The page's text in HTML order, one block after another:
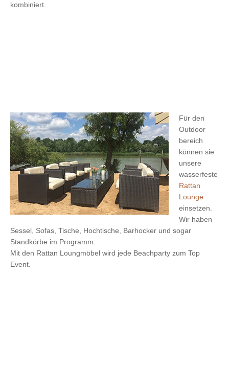
kombiniert.
Für den
Outdoor
bereich
können sie
unsere
wasserfeste
Rattan
Lounge
einsetzen.
Wir haben
Sessel, Sofas, Tische, Hochtische, Barhocker und sogar
Standkörbe im Programm.
Mit den Rattan Loungmöbel wird jede Beachparty zum Top
Event.